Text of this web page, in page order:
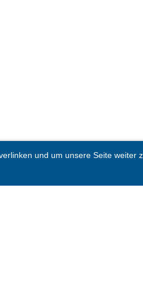
und um unsere Seite weiter